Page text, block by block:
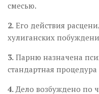
смесью.
2. Его действия
хулиганских
3. Парню назначена
стандартная
4.Дело возбуждено по